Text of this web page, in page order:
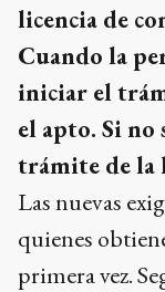
licencia de
Cuando la
iniciar el
el apto. Si no
trámite de la
Las nuevas
quienes
primera vez.